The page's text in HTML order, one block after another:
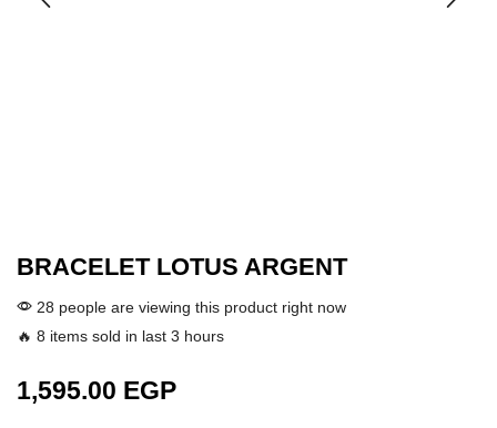
BRACELET LOTUS ARGENT
28 people are viewing this product right now
🔥 8 items sold in last 3 hours
1,595.00 EGP